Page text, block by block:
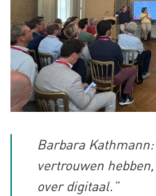
Barbara
vertrouwen
over digitaal.”